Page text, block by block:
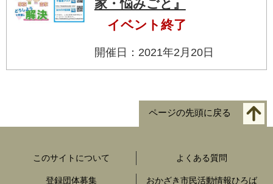
家・悩みごと』
イベント終了
開催日：2021年2月20日
ページの先頭に戻る
このサイトについて よくある質問
登録団体募集 おかざき市民活動情報ひろば